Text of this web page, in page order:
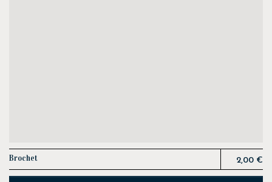
Brochet Prix
2,00 €